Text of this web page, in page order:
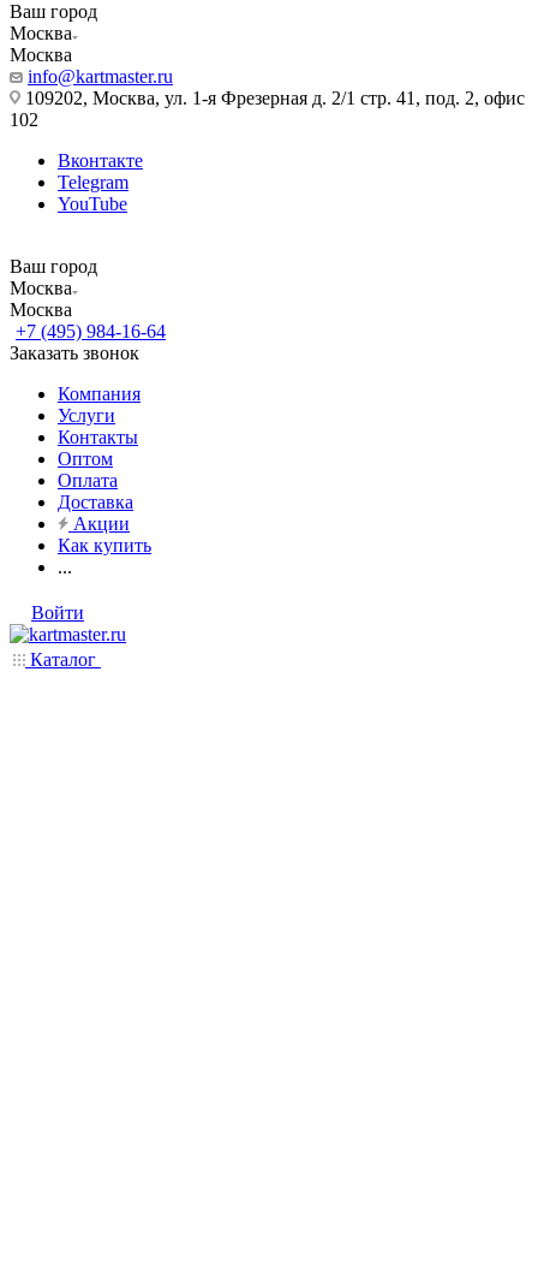
Ваш город
Москва
Москва
info@kartmaster.ru
109202, Москва, ул. 1-я Фрезерная д. 2/1 стр. 41, под. 2, офис
102
Вконтакте
Telegram
YouTube
Ваш город
Москва
Москва
+7 (495) 984-16-64
Заказать звонок
Компания
Услуги
Контакты
Оптом
Оплата
Доставка
Акции
Как купить
...
Войти
Каталог